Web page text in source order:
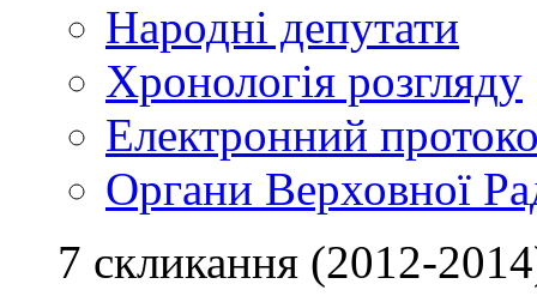
Народні депутати
Хронологія розгляду
Електронний
Органи Верховної
7 скликання (2012-